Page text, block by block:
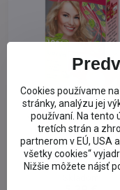
Henna prírodná
vlasy Zlatý blond,
Henna zlatý blond je
prírodná farba na vlasy,
okrem farbiacich
regeneračné schopnosti.
dodáva vlasom
vitamíny, vlasy jej
Cookies používame
stránky, analýzu jej
používaní. Na tento
tretích strán a
partnerom v EÚ, USA
všetky cookies“
Nižšie môžete nájsť